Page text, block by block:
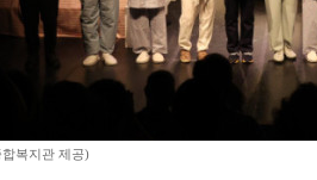
복지관 제공)